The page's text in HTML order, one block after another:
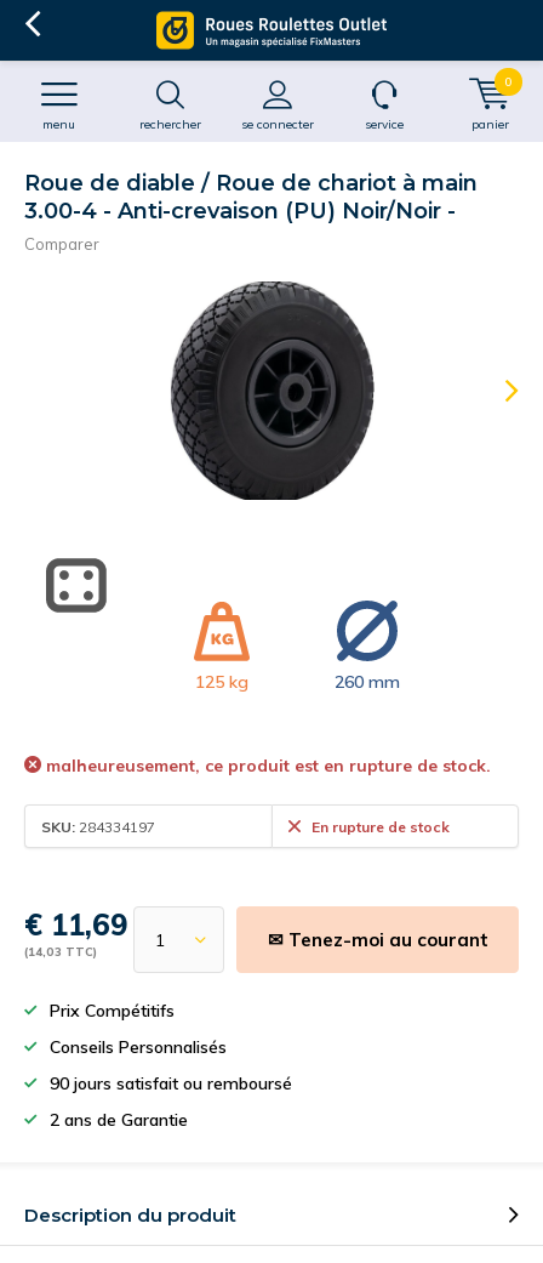
rechercher se connecter
menu service panier
0
Roue de diable / Roue de chariot à main
3.00-4 - Anti-crevaison (PU) Noir/Noir -
Comparer
125 kg 260 mm
malheureusement, ce produit est en rupture de stock.
SKU: 284334197 En rupture de stock
€ 11,69
(14,03 TTC)
✉ Tenez-moi au courant
Prix Compétitifs
Conseils Personnalisés
90 jours satisfait ou remboursé
2 ans de Garantie
Description du produit